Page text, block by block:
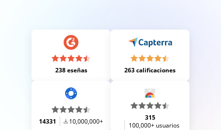
238 eseñas 263 calificaciones
14331 10,000,000+
315
100,000+ usuarios